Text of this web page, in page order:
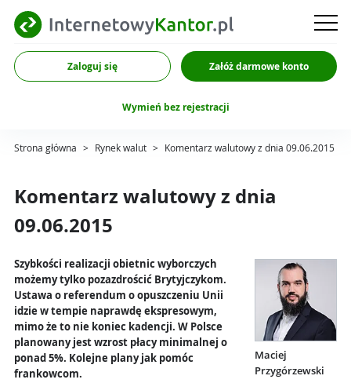
Zaloguj się Załóż darmowe konto
Wymień bez rejestracji
Strona główna > Rynek walut > Komentarz walutowy z dnia 09.06.2015
Komentarz walutowy z dnia
09.06.2015
Maciej
Przygórzewski
Szybkości realizacji obietnic wyborczych
możemy tylko pozazdrościć Brytyjczykom.
Ustawa o referendum o opuszczeniu Unii
idzie w tempie naprawdę ekspresowym,
mimo że to nie koniec kadencji. W Polsce
planowany jest wzrost płacy minimalnej o
ponad 5%. Kolejne plany jak pomóc
frankowcom.